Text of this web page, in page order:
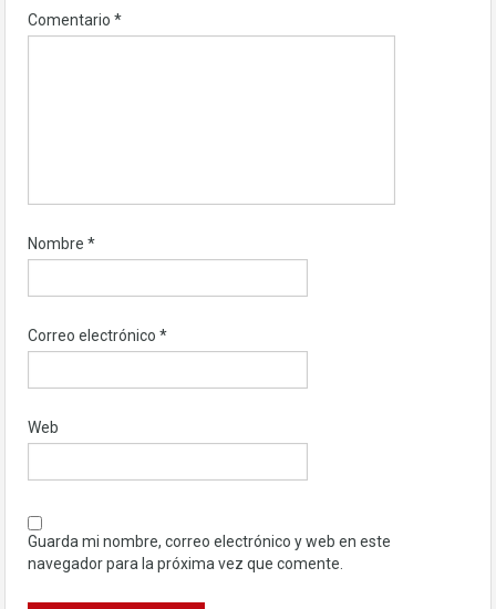
Comentario *
Nombre *
Correo electrónico *
Web
Guarda mi nombre, correo electrónico y web en este
navegador para la próxima vez que comente.